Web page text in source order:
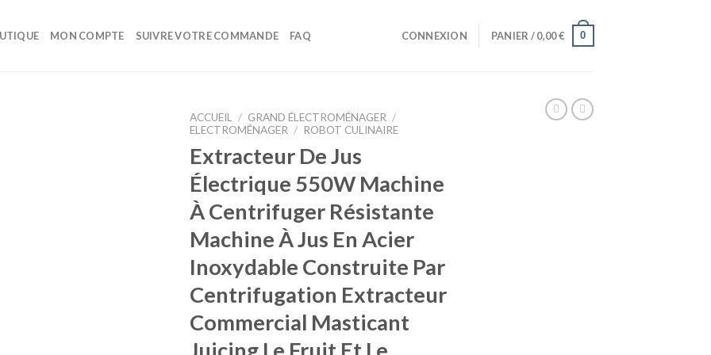
MON COMPTE SUIVRE VOTRE COMMANDE FAQ CONNEXION PANIER /0,00€ 0
ACCUEIL / GRAND ÉLECTROMÉNAGER /
ELECTROMÉNAGER / ROBOT CULINAIRE
Extracteur De Jus
Électrique 550W Machine
À Centrifuger Résistante
Machine À Jus En Acier
Inoxydable Construite Par
Centrifugation Extracteur
Commercial Masticant
Juicing Le Fruit Et Le